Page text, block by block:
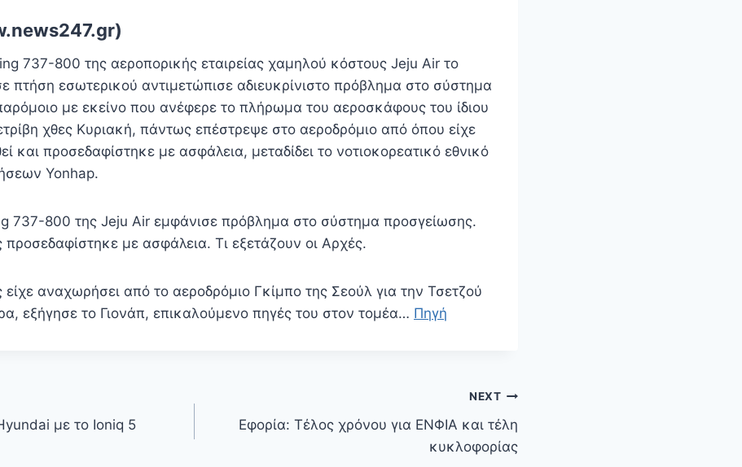
737-800 της αεροπορικής εταιρείας χαμηλού κόστους Jeju Air το
πτήση εσωτερικού αντιμετώπισε αδιευκρίνιστο πρόβλημα στο σύστημα
με εκείνο που ανέφερε το πλήρωμα του αεροσκάφους του ίδιου
χθες Κυριακή, πάντως επέστρεψε στο αεροδρόμιο από όπου είχε
και προσεδαφίστηκε με ασφάλεια, μεταδίδει το νοτιοκορεατικό εθνικό
Yonhap.
737-800 της Jeju Air εμφάνισε πρόβλημα στο σύστημα προσγείωσης.
με ασφάλεια. Τι εξετάζουν οι Αρχές.
αναχωρήσει από το αεροδρόμιο Γκίμπο της Σεούλ για την Τσετζού
εξήγησε το Γιονάπ, επικαλούμενο πηγές του στον τομέα… Πηγή
με το Ioniq 5
NEXT
Εφορία: Τέλος χρόνου για ΕΝΦΙΑ και τέλη
κυκλοφορίας